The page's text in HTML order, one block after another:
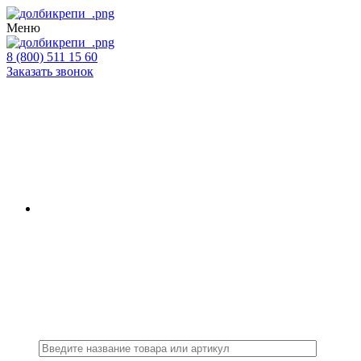
Меню
8 (800) 511 15 60
Заказать звонок